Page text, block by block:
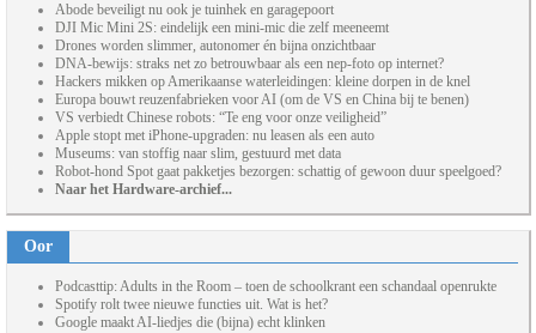
Abode beveiligt nu ook je tuinhek en garagepoort
DJI Mic Mini 2S: eindelijk een mini-mic die zelf meeneemt
Drones worden slimmer, autonomer én bijna onzichtbaar
DNA-bewijs: straks net zo betrouwbaar als een nep-foto op internet?
Hackers mikken op Amerikaanse waterleidingen: kleine dorpen in de knel
Europa bouwt reuzenfabrieken voor AI (om de VS en China bij te benen)
VS verbiedt Chinese robots: “Te eng voor onze veiligheid”
Apple stopt met iPhone-upgraden: nu leasen als een auto
Museums: van stoffig naar slim, gestuurd met data
Robot-hond Spot gaat pakketjes bezorgen: schattig of gewoon duur speelgoed?
Naar het Hardware-archief...
Oor
Podcasttip: Adults in the Room – toen de schoolkrant een schandaal openrukte
Spotify rolt twee nieuwe functies uit. Wat is het?
Google maakt AI-liedjes die (bijna) echt klinken